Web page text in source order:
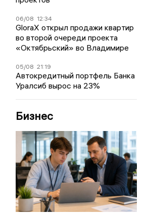
06/08 12:34
GloraX открыл продажи квартир
во второй очереди проекта
«Октябрьский» во Владимире
05/08 21:19
Автокредитный портфель Банка
Уралсиб вырос на 23%
Бизнес